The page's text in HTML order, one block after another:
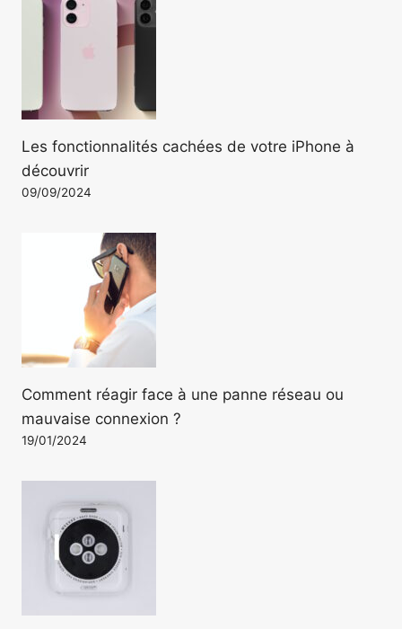
Les fonctionnalités cachées de votre iPhone à
découvrir
09/09/2024
Comment réagir face à une panne réseau ou
mauvaise connexion ?
19/01/2024